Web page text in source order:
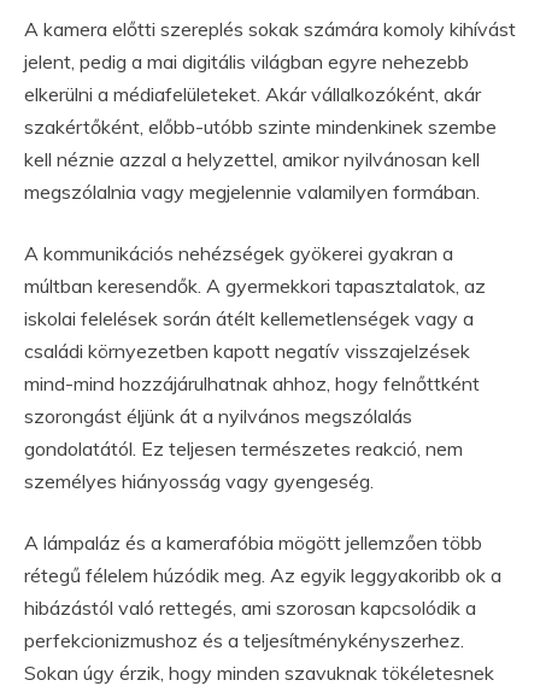
A kamera előtti szereplés sokak számára komoly kihívást
jelent, pedig a mai digitális világban egyre nehezebb
elkerülni a médiafelületeket. Akár vállalkozóként, akár
szakértőként, előbb-utóbb szinte mindenkinek szembe
kell néznie azzal a helyzettel, amikor nyilvánosan kell
megszólalnia vagy megjelennie valamilyen formában.
A kommunikációs nehézségek gyökerei gyakran a
múltban keresendők. A gyermekkori tapasztalatok, az
iskolai felelések során átélt kellemetlenségek vagy a
családi környezetben kapott negatív visszajelzések
mind-mind hozzájárulhatnak ahhoz, hogy felnőttként
szorongást éljünk át a nyilvános megszólalás
gondolatától. Ez teljesen természetes reakció, nem
személyes hiányosság vagy gyengeség.
A lámpaláz és a kamerafóbia mögött jellemzően több
rétegű félelem húzódik meg. Az egyik leggyakoribb ok a
hibázástól való rettegés, ami szorosan kapcsolódik a
perfekcionizmushoz és a teljesítménykényszerhez.
Sokan úgy érzik, hogy minden szavuknak tökéletesnek